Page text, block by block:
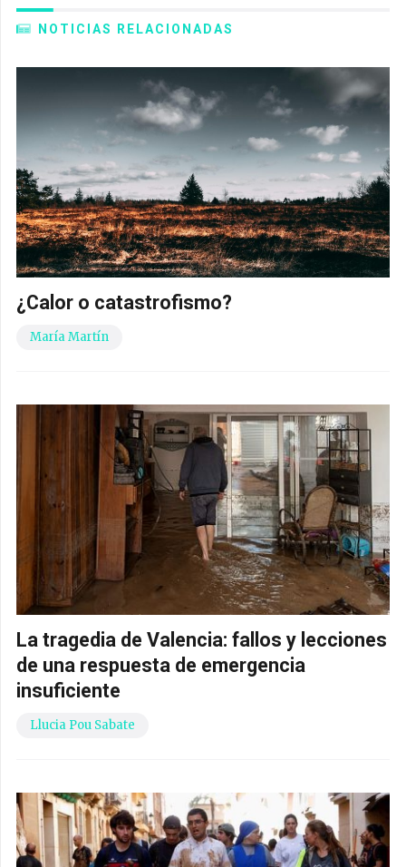
NOTICIAS RELACIONADAS
¿Calor o catastrofismo?
María Martín
La tragedia de Valencia: fallos y lecciones
de una respuesta de emergencia
insuficiente
Llucia Pou Sabate